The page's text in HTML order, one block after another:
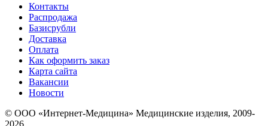
Контакты
Распродажа
Базисрубли
Доставка
Оплата
Как оформить заказ
Карта сайта
Вакансии
Новости
© ООО «Интернет-Медицина» Медицинские изделия, 2009-
2026